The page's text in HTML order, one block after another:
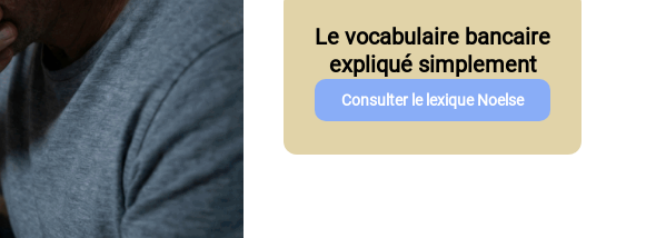
Le vocabulaire bancaire
expliqué simplement
Consulter le lexique Noelse